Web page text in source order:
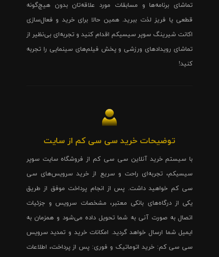
تماشای برنامه‌ها و مسابقات مورد علاقه‌تان بدون هیچ‌گونه
قطعی یا فریز لذت ببرید. همین حالا برای خرید و فعال‌سازی
اکانت شیرینگ سوپر سیسیکم اقدام کنید و تجربه‌ای بی‌نظیر از
تماشای رویدادهای ورزشی و پخش فیلم‌های سینمایی را تجربه
کنید!
توضیحات خرید سی سی کم از سایت
با سیستم خرید آنلاین سی سی کم از فروشگاه سایت سوپر
سیسیکم، تجربه‌ای راحت و سریع از خرید سرویس‌های سی
سی کم خواهید داشت. پس از انجام پرداخت موفق از طریق
یکی از درگاه‌های بانکی معتبر، مشخصات سرویس و جزئیات
اتصال به صورت آنی به شما تحویل داده می‌شود و همزمان به
ایمیل شما ارسال خواهد گردید. امکانات خرید و تمدید سرویس
سی سی کم: خرید اتوماتیک و فوری: پس از پرداخت، اطلاعات